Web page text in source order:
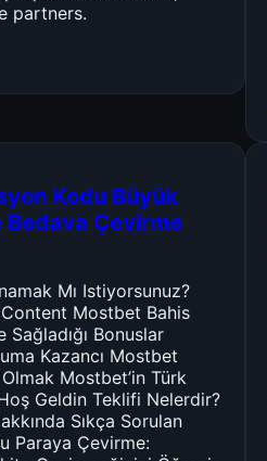
partners.
Kodu Büyük
Bedava Çevirme
Mı Istiyorsunuz?
Mostbet Bahis
Bonuslar
Kazancı Mostbet
Mostbet’in Türk
Geldin Teklifi Nelerdir?
Sıkça Sorulan
Paraya Çevirme: